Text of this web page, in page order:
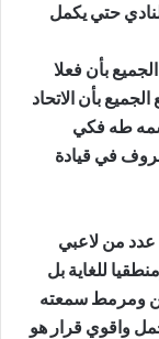
حتي يكمل
بأن فعلا
بأن الاتحاد
طه فكي
في قيادة
عدد من لاعبي
للغاية بل
ومرمط سمعته
واقوي قرار هو